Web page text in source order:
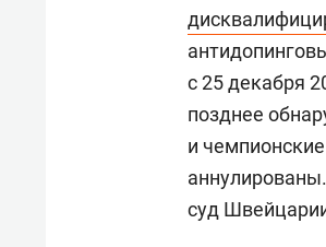
с 25 декабря
позднее
и
суд